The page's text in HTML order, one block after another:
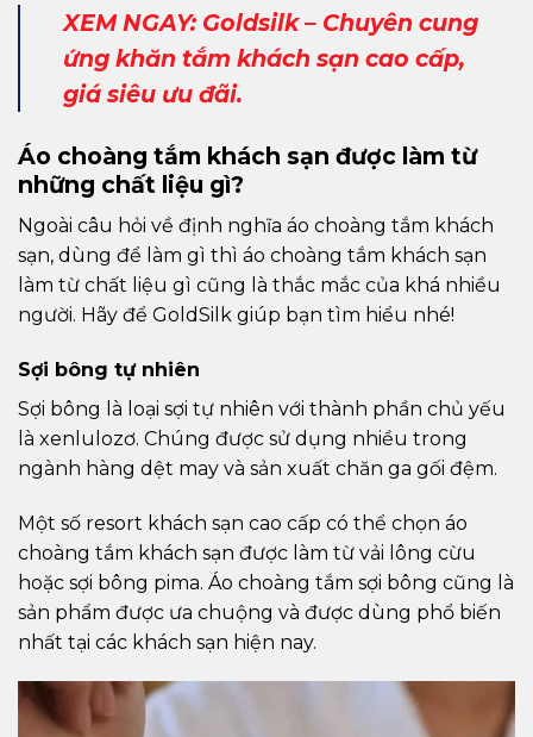
XEM NGAY: Goldsilk – Chuyên cung
ứng khăn tắm khách sạn cao cấp,
giá siêu ưu đãi.
Áo choàng tắm khách sạn được làm từ
những chất liệu gì?
Ngoài câu hỏi về định nghĩa áo choàng tắm khách
sạn, dùng để làm gì thì áo choàng tắm khách sạn
làm từ chất liệu gì cũng là thắc mắc của khá nhiều
người. Hãy để GoldSilk giúp bạn tìm hiểu nhé!
Sợi bông tự nhiên
Sợi bông là loại sợi tự nhiên với thành phần chủ yếu
là xenlulozơ. Chúng được sử dụng nhiều trong
ngành hàng dệt may và sản xuất chăn ga gối đệm.
Một số resort khách sạn cao cấp có thể chọn áo
choàng tắm khách sạn được làm từ vải lông cừu
hoặc sợi bông pima. Áo choàng tắm sợi bông cũng là
sản phẩm được ưa chuộng và được dùng phổ biến
nhất tại các khách sạn hiện nay.